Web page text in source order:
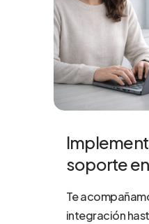
soporte
Te
integración